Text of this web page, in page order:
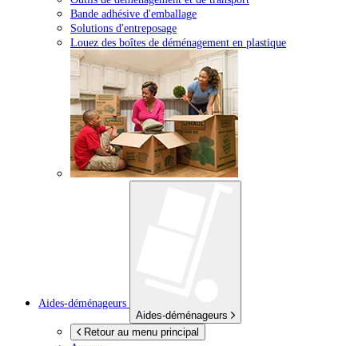
Bande adhésive d'emballage
Solutions d'entreposage
Louez des boîtes de déménagement en plastique
Aides-déménageurs
Aides-déménageurs
Retour au menu principal